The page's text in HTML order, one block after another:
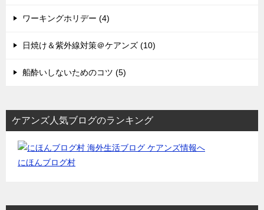
ワーキングホリデー (4)
日焼け＆紫外線対策＠ケアンズ (10)
船酔いしないためのコツ (5)
ケアンズ人気ブログのランキング
にほんブログ村